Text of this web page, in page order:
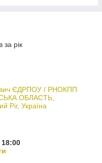
за рік
ЄДРПОУ / РНОКПП
ОБЛАСТЬ,
Україна